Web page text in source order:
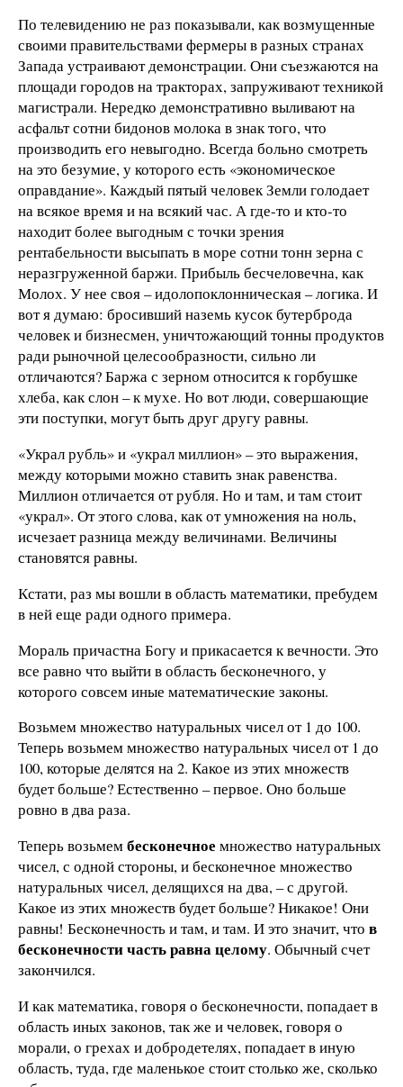
По телевидению не раз показывали, как возмущенные
своими правительствами фермеры в разных странах
Запада устраивают демонстрации. Они съезжаются на
площади городов на тракторах, запруживают техникой
магистрали. Нередко демонстративно выливают на
асфальт сотни бидонов молока в знак того, что
производить его невыгодно. Всегда больно смотреть
на это безумие, у которого есть «экономическое
оправдание». Каждый пятый человек Земли голодает
на всякое время и на всякий час. А где-то и кто-то
находит более выгодным с точки зрения
рентабельности высыпать в море сотни тонн зерна с
неразгруженной баржи. Прибыль бесчеловечна, как
Молох. У нее своя – идолопоклонническая – логика. И
вот я думаю: бросивший наземь кусок бутерброда
человек и бизнесмен, уничтожающий тонны продуктов
ради рыночной целесообразности, сильно ли
отличаются? Баржа с зерном относится к горбушке
хлеба, как слон – к мухе. Но вот люди, совершающие
эти поступки, могут быть друг другу равны.
«Украл рубль» и «украл миллион» – это выражения,
между которыми можно ставить знак равенства.
Миллион отличается от рубля. Но и там, и там стоит
«украл». От этого слова, как от умножения на ноль,
исчезает разница между величинами. Величины
становятся равны.
Кстати, раз мы вошли в область математики, пребудем
в ней еще ради одного примера.
Мораль причастна Богу и прикасается к вечности. Это
все равно что выйти в область бесконечного, у
которого совсем иные математические законы.
Возьмем множество натуральных чисел от 1 до 100.
Теперь возьмем множество натуральных чисел от 1 до
100, которые делятся на 2. Какое из этих множеств
будет больше? Естественно – первое. Оно больше
ровно в два раза.
Теперь возьмембесконечное множество натуральных
чисел, с одной стороны, и бесконечное множество
натуральных чисел, делящихся на два, – с другой.
Какое из этих множеств будет больше? Никакое! Они
равны! Бесконечность и там, и там. И это значит, что в
бесконечности часть равна целому. Обычный счет
закончился.
И как математика, говоря о бесконечности, попадает в
область иных законов, так же и человек, говоря о
морали, о грехах и добродетелях, попадает в иную
область, туда, где маленькое стоит столько же, сколько